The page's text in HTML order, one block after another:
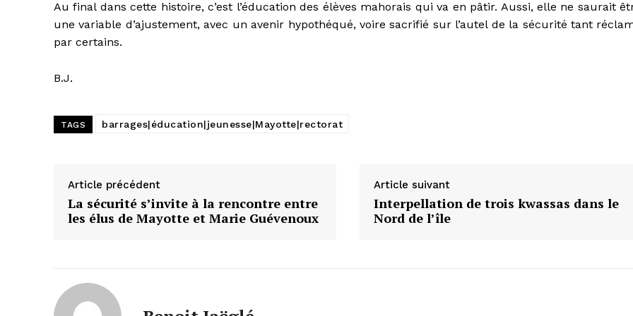
Au final dans cette histoire, c’est l’éducation des élèves mahorais qui va en pâtir. Aussi, elle ne saurait
une variable d’ajustement, avec un avenir hypothéqué, voire sacrifié sur l’autel de la sécurité tant
par certains.
B.J.
TAGS barrages|éducation|jeunesse|Mayotte|rectorat
Article précédent
La sécurité s’invite à la rencontre entre
les élus de Mayotte et Marie Guévenoux
Article suivant
Interpellation de trois kwassas dans le
Nord de l’île